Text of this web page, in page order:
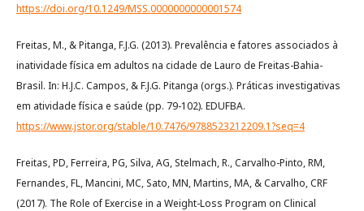
https://doi.org/10.1249/MSS.0000000000001574
Freitas, M., & Pitanga, F.J.G. (2013). Prevalência e fatores associados à
inatividade física em adultos na cidade de Lauro de Freitas-Bahia-
Brasil. In: H.J.C. Campos, & F.J.G. Pitanga (orgs.). Práticas investigativas
em atividade física e saúde (pp. 79-102). EDUFBA.
https://www.jstor.org/stable/10.7476/9788523212209.1?seq=4
Freitas, PD, Ferreira, PG, Silva, AG, Stelmach, R., Carvalho-Pinto, RM,
Fernandes, FL, Mancini, MC, Sato, MN, Martins, MA, & Carvalho, CRF
(2017). The Role of Exercise in a Weight-Loss Program on Clinical